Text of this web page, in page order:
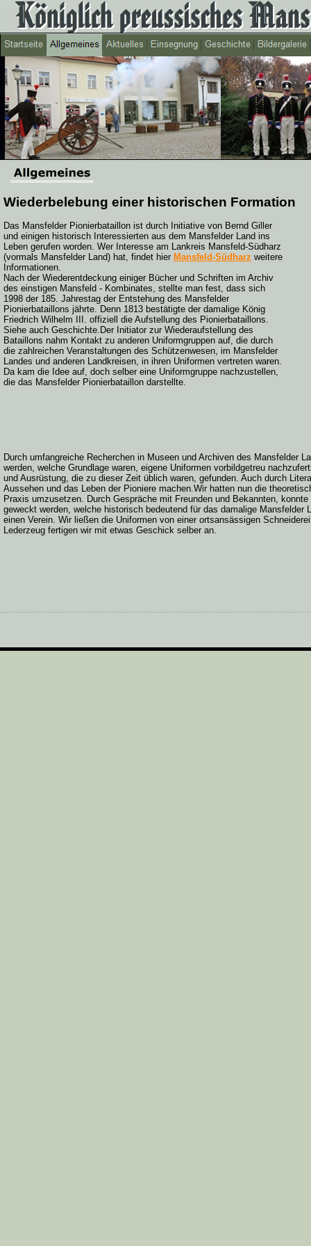
Wiederbelebung einer historischen Formation
Das Mansfelder Pionierbataillon ist durch Initiative von Bernd Giller
und einigen historisch Interessierten aus dem Mansfelder Land ins
Leben gerufen worden. Wer Interesse am Lankreis Mansfeld-Südharz
(vormals Mansfelder Land) hat, findet hier Mansfeld-Südharz weitere
Informationen.
Nach der Wiederentdeckung einiger Bücher und Schriften im Archiv
des einstigen Mansfeld - Kombinates, stellte man fest, dass sich
1998 der 185. Jahrestag der Entstehung des Mansfelder
Pionierbataillons jährte. Denn 1813 bestätigte der damalige König
Friedrich Wilhelm III. offiziell die Aufstellung des Pionierbataillons.
Siehe auch Geschichte.Der Initiator zur Wiederaufstellung des
Bataillons nahm Kontakt zu anderen Uniformgruppen auf, die durch
die zahlreichen Veranstaltungen des Schützenwesen, im Mansfelder
Landes und anderen Landkreisen, in ihren Uniformen vertreten waren.
Da kam die Idee auf, doch selber eine Uniformgruppe nachzustellen,
die das Mansfelder Pionierbataillon darstellte.
Durch umfangreiche Recherchen in Museen und Archiven des Mansfelder
werden, welche Grundlage waren, eigene Uniformen vorbildgetreu
und Ausrüstung, die zu dieser Zeit üblich waren, gefunden. Auch durch
Aussehen und das Leben der Pioniere machen.Wir hatten nun die
Praxis umzusetzen. Durch Gespräche mit Freunden und Bekannten,
geweckt werden, welche historisch bedeutend für das damalige
einen Verein. Wir ließen die Uniformen von einer ortsansässigen
Lederzeug fertigen wir mit etwas Geschick selber an.